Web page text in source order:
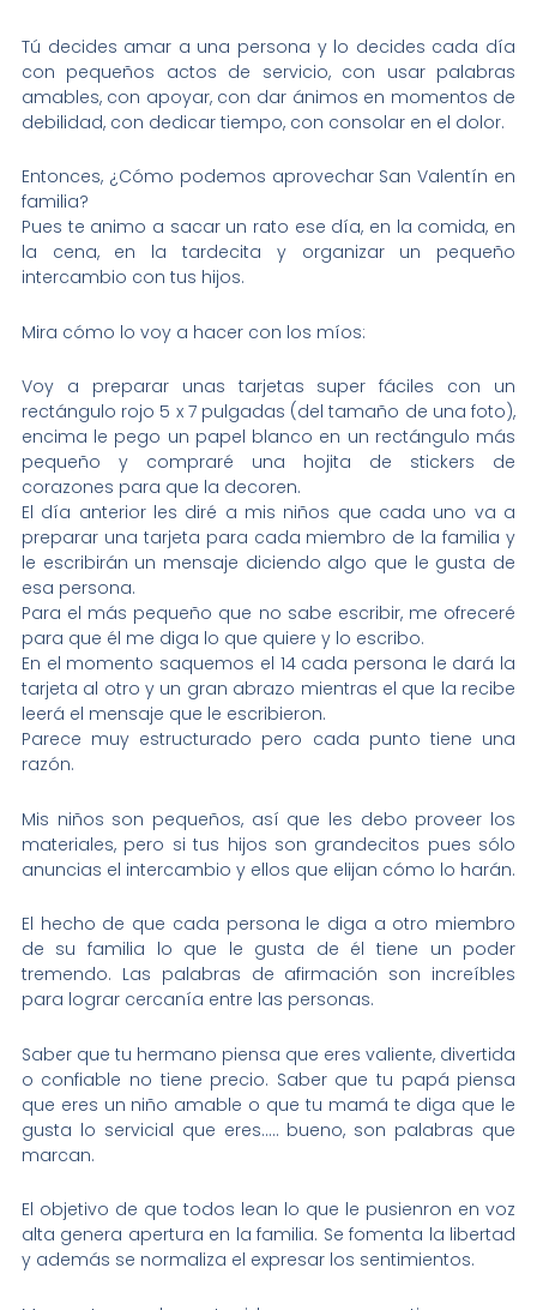
Tú decides amar a una persona y lo decides cada día
con pequeños actos de servicio, con usar palabras
amables, con apoyar, con dar ánimos en momentos de
debilidad, con dedicar tiempo, con consolar en el dolor.
Entonces, ¿Cómo podemos aprovechar San Valentín en
familia?
Pues te animo a sacar un rato ese día, en la comida, en
la cena, en la tardecita y organizar un pequeño
intercambio con tus hijos.
Mira cómo lo voy a hacer con los míos:
Voy a preparar unas tarjetas super fáciles con un
rectángulo rojo 5 x 7 pulgadas (del tamaño de una foto),
encima le pego un papel blanco en un rectángulo más
pequeño y compraré una hojita de stickers de
corazones para que la decoren.
El día anterior les diré a mis niños que cada uno va a
preparar una tarjeta para cada miembro de la familia y
le escribirán un mensaje diciendo algo que le gusta de
esa persona.
Para el más pequeño que no sabe escribir, me ofreceré
para que él me diga lo que quiere y lo escribo.
En el momento saquemos el 14 cada persona le dará la
tarjeta al otro y un gran abrazo mientras el que la recibe
leerá el mensaje que le escribieron.
Parece muy estructurado pero cada punto tiene una
razón.
Mis niños son pequeños, así que les debo proveer los
materiales, pero si tus hijos son grandecitos pues sólo
anuncias el intercambio y ellos que elijan cómo lo harán.
El hecho de que cada persona le diga a otro miembro
de su familia lo que le gusta de él tiene un poder
tremendo. Las palabras de afirmación son increíbles
para lograr cercanía entre las personas.
Saber que tu hermano piensa que eres valiente, divertida
o confiable no tiene precio. Saber que tu papá piensa
que eres un niño amable o que tu mamá te diga que le
gusta lo servicial que eres….. bueno, son palabras que
marcan.
El objetivo de que todos lean lo que le pusienron en voz
alta genera apertura en la familia. Se fomenta la libertad
y además se normaliza el expresar los sentimientos.